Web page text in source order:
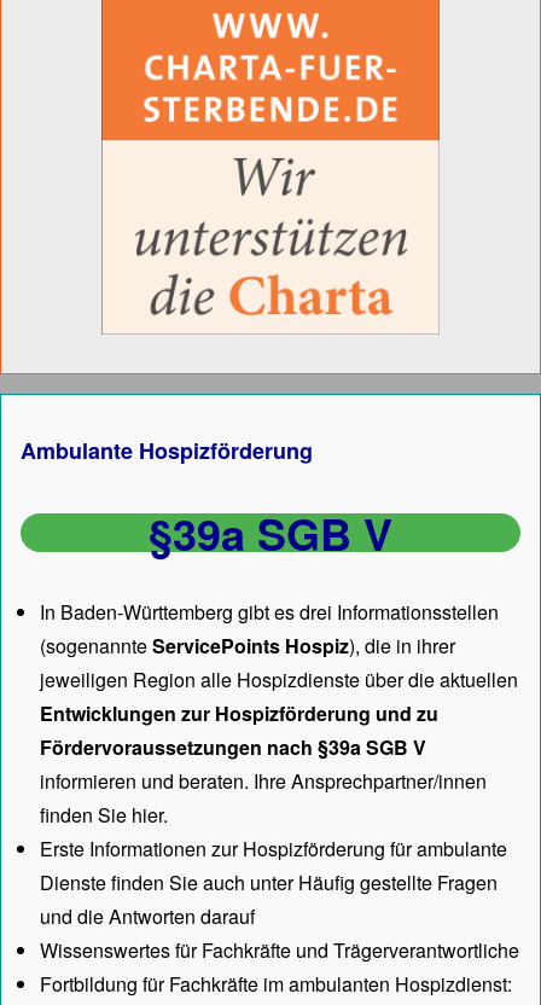
Ambulante Hospizförderung
§39a SGB V
In Baden-Württemberg gibt es drei Informationsstellen
(sogenannteServicePoints Hospiz), die in ihrer
jeweiligen Region alle Hospizdienste über die aktuellen
Entwicklungen zur Hospizförderung und zu
Fördervoraussetzungen nach §39a SGB V
informieren und beraten. Ihre Ansprechpartner/innen
finden Sie hier.
Erste Informationen zur Hospizförderung für ambulante
Dienste finden Sie auch unterHäufig gestellte Fragen
und die Antworten darauf
Wissenswertes für Fachkräfte und Trägerverantwortliche
Fortbildung für Fachkräfte im ambulanten Hospizdienst: